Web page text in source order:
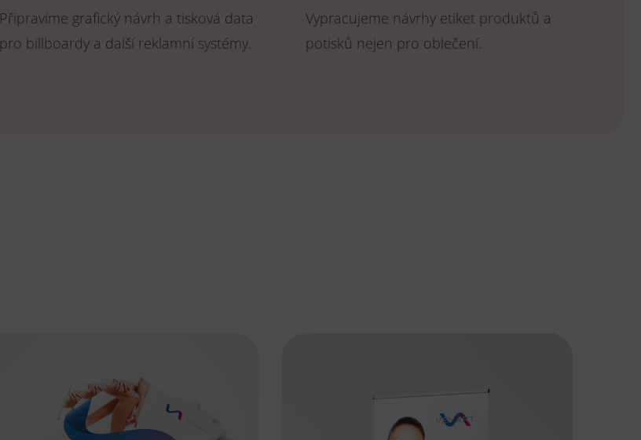
Připravíme grafický návrh a tisková data
pro billboardy a další reklamní systémy.
Vypracujeme návrhy etiket produktů a
potisků nejen pro oblečení.